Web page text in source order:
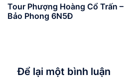
Tour Phượng Hoàng Cổ Trấn
Bảo Phong 6N5Đ
Để lại một bình luận